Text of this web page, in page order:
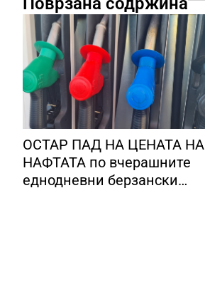
ОСТАР ПАД НА ЦЕНАТА НА
НАФТАТА по вчерашните
еднодневни берзански